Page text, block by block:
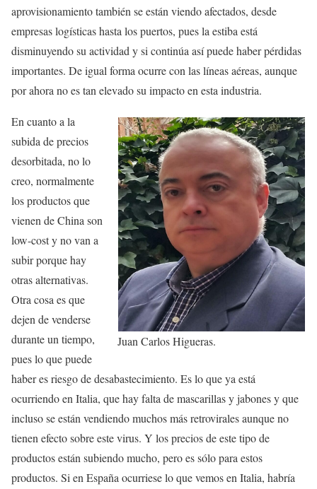
aprovisionamiento también se están viendo afectados, desde
empresas logísticas hasta los puertos, pues la estiba está
disminuyendo su actividad y si continúa así puede haber pérdidas
importantes. De igual forma ocurre con las líneas aéreas, aunque
por ahora no es tan elevado su impacto en esta industria.
Juan Carlos Higueras.
En cuanto a la
subida de precios
desorbitada, no lo
creo, normalmente
los productos que
vienen de China son
low-cost y no van a
subir porque hay
otras alternativas.
Otra cosa es que
dejen de venderse
durante un tiempo,
pues lo que puede
haber es riesgo de desabastecimiento. Es lo que ya está
ocurriendo en Italia, que hay falta de mascarillas y jabones y que
incluso se están vendiendo muchos más retrovirales aunque no
tienen efecto sobre este virus. Y los precios de este tipo de
productos están subiendo mucho, pero es sólo para estos
productos. Si en España ocurriese lo que vemos en Italia, habría